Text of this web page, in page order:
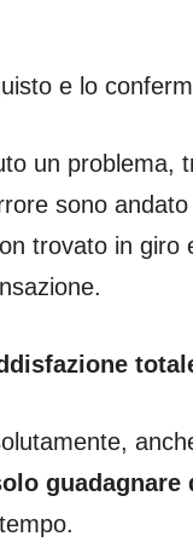
e lo
un problema,
sono
trovato in giro
guadagnare